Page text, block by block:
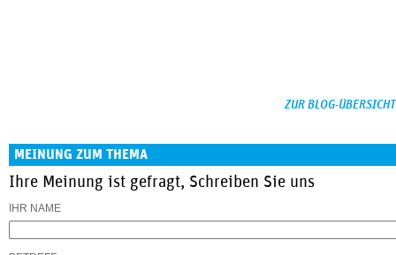
ZUR BLOG-ÜBERSICHT
MEINUNG ZUM THEMA
Ihre Meinung ist gefragt, Schreiben Sie uns
IHR NAME